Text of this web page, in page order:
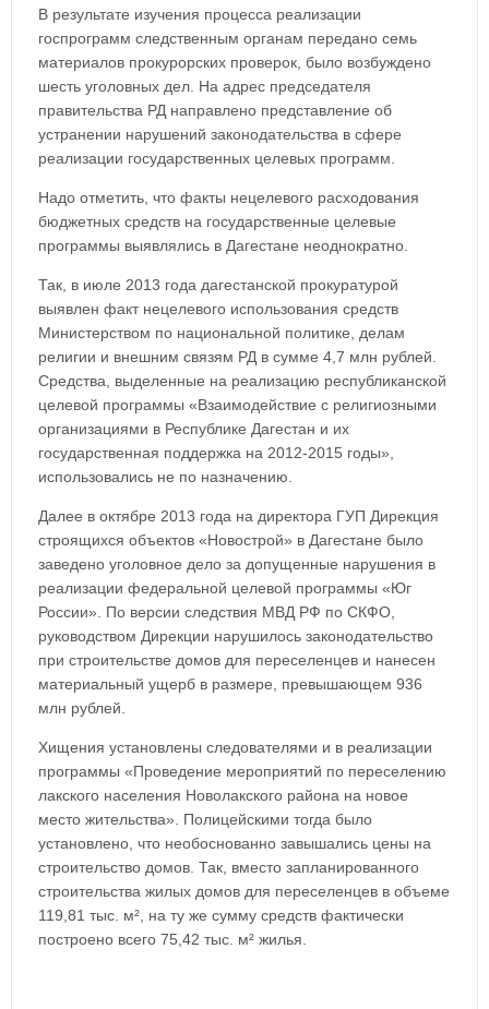
В результате изучения процесса реализации
госпрограмм следственным органам передано семь
материалов прокурорских проверок, было возбуждено
шесть уголовных дел. На адрес председателя
правительства РД направлено представление об
устранении нарушений законодательства в сфере
реализации государственных целевых программ.
Надо отметить, что факты нецелевого расходования
бюджетных средств на государственные целевые
программы выявлялись в Дагестане неоднократно.
Так, в июле 2013 года дагестанской прокуратурой
выявлен факт нецелевого использования средств
Министерством по национальной политике, делам
религии и внешним связям РД в сумме 4,7 млн рублей.
Средства, выделенные на реализацию республиканской
целевой программы «Взаимодействие с религиозными
организациями в Республике Дагестан и их
государственная поддержка на 2012-2015 годы»,
использовались не по назначению.
Далее в октябре 2013 года на директора ГУП Дирекция
строящихся объектов «Новострой» в Дагестане было
заведено уголовное дело за допущенные нарушения в
реализации федеральной целевой программы «Юг
России». По версии следствия МВД РФ по СКФО,
руководством Дирекции нарушилось законодательство
при строительстве домов для переселенцев и нанесен
материальный ущерб в размере, превышающем 936
млн рублей.
Хищения установлены следователями и в реализации
программы «Проведение мероприятий по переселению
лакского населения Новолакского района на новое
место жительства». Полицейскими тогда было
установлено, что необоснованно завышались цены на
строительство домов. Так, вместо запланированного
строительства жилых домов для переселенцев в объеме
119,81 тыс. м², на ту же сумму средств фактически
построено всего 75,42 тыс. м² жилья.